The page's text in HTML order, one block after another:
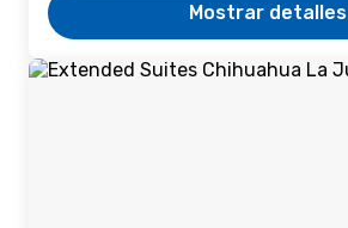
Mostrar detalles